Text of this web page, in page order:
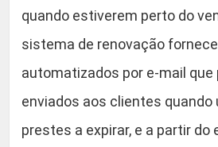
quando estiverem perto do
sistema de renovação
automatizados por e-mail que
enviados aos clientes
prestes a expirar, e a partir do